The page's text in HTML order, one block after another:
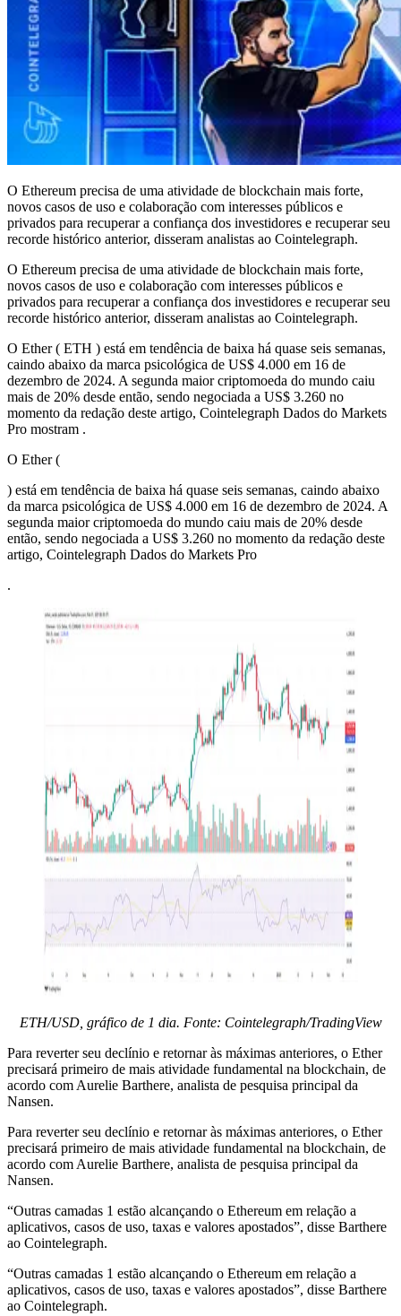
O Ethereum precisa de uma atividade de blockchain mais forte,
novos casos de uso e colaboração com interesses públicos e
privados para recuperar a confiança dos investidores e recuperar seu
recorde histórico anterior, disseram analistas ao Cointelegraph.
O Ethereum precisa de uma atividade de blockchain mais forte,
novos casos de uso e colaboração com interesses públicos e
privados para recuperar a confiança dos investidores e recuperar seu
recorde histórico anterior, disseram analistas ao Cointelegraph.
O Ether ( ETH ) está em tendência de baixa há quase seis semanas,
caindo abaixo da marca psicológica de US$ 4.000 em 16 de
dezembro de 2024. A segunda maior criptomoeda do mundo caiu
mais de 20% desde então, sendo negociada a US$ 3.260 no
momento da redação deste artigo, Cointelegraph Dados do Markets
Pro mostram .
O Ether (
) está em tendência de baixa há quase seis semanas, caindo abaixo
da marca psicológica de US$ 4.000 em 16 de dezembro de 2024. A
segunda maior criptomoeda do mundo caiu mais de 20% desde
então, sendo negociada a US$ 3.260 no momento da redação deste
artigo, Cointelegraph Dados do Markets Pro
.
ETH/USD, gráfico de 1 dia. Fonte: Cointelegraph/TradingView
Para reverter seu declínio e retornar às máximas anteriores, o Ether
precisará primeiro de mais atividade fundamental na blockchain, de
acordo com Aurelie Barthere, analista de pesquisa principal da
Nansen.
Para reverter seu declínio e retornar às máximas anteriores, o Ether
precisará primeiro de mais atividade fundamental na blockchain, de
acordo com Aurelie Barthere, analista de pesquisa principal da
Nansen.
“Outras camadas 1 estão alcançando o Ethereum em relação a
aplicativos, casos de uso, taxas e valores apostados”, disse Barthere
ao Cointelegraph.
“Outras camadas 1 estão alcançando o Ethereum em relação a
aplicativos, casos de uso, taxas e valores apostados”, disse Barthere
ao Cointelegraph.